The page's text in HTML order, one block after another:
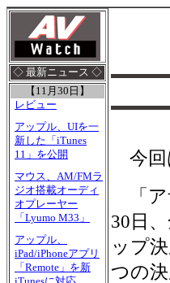
◇ 最新ニュース ◇
【11月30日】
レビュー
アップル、UIを一
新した「iTunes
11」を公開
マウス、AM/FMラ
ジオ搭載オーディ
オプレーヤー
「Lyumo M33」
アップル、
iPad/iPhoneアプリ
「Remote」を新
今回
「ア
30日
ップ
つの